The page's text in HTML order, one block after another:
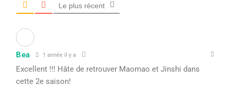
Le plus récent
Bea 1 année il y a
Excellent !!! Hâte de retrouver Maomao et Jinshi dans
cette 2e saison!